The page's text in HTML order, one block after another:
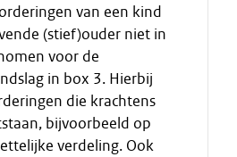
van een kind
(stief)ouder niet in
voor de
in box 3. Hierbij
die krachtens
bijvoorbeeld op
verdeling. Ook